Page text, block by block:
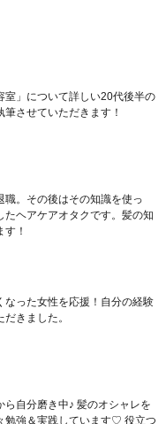
室」について詳しい20代後半の
させていただきます！
職。その後はその知識を使っ
たヘアケアオタクです。髪の知
！
なった女性を応援！自分の経験
きました。
自分磨き中♪ 髪のオシャレを
勉強＆実践しています♡ 役立つ